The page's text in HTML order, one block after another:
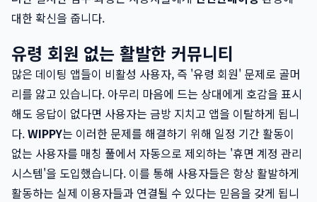
대한 확신을 줍니다.
유령 회원 없는 활발한 커뮤니티
많은 데이팅 앱들이 비활성 사용자, 즉 '유령 회원' 문제로 골머
리를 앓고 있습니다. 아무리 마음에 드는 상대에게 호감을 표시
해도 응답이 없다면 사용자는 금방 지치고 앱을 이탈하게 됩니
다.WIPPY는 이러한 문제를 해결하기 위해 일정 기간 활동이
없는 사용자를 매칭 풀에서 자동으로 제외하는 '휴면 계정 관리
시스템'을 도입했습니다. 이를 통해 사용자들은 항상 활발하게
활동하는 실제 이용자들과 연결될 수 있다는 믿음을 갖게 됩니